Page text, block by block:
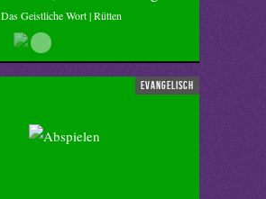
Das Geistliche Wort | Rütten
evangelisch